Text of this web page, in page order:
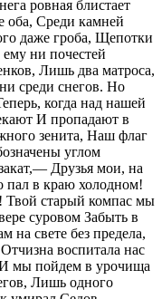
ровная блистает
оба, Среди камней
даже гроба, Щепотки
ни почестей
Лишь два матроса,
среди снегов. Но
когда над нашей
И пропадают в
зенита, Наш флаг
углом
Друзья мои, на
пал в краю холодном!
Твой старый компас мы
суровом Забыть в
на свете без предела,
воспитала нас
мы пойдем в урочища
Лишь одного